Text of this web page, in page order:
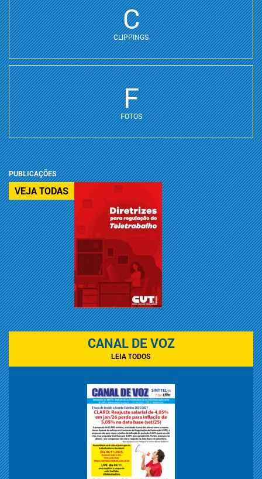
C
CLIPPINGS
F
FOTOS
PUBLICAÇÕES
VEJA TODAS
CANAL DE VOZ
LEIA TODOS